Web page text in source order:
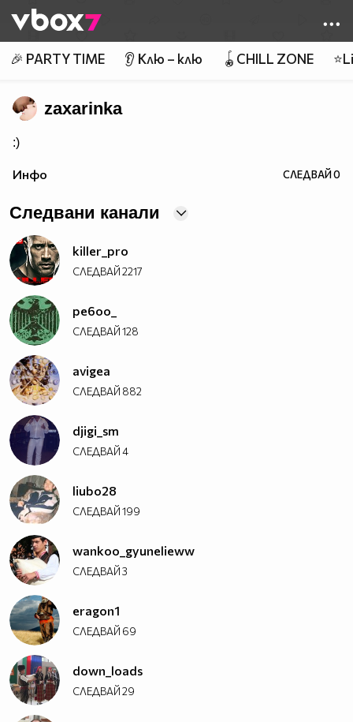
👾
🎉 PARTY TIME 👂 Клю – клю 🪀CHILL ZONE
zaxarinka
:)
Инфо СЛЕДВАЙ0
Следвани канали
killer_pro
СЛЕДВАЙ2217
pe6oo_
СЛЕДВАЙ128
avigea
СЛЕДВАЙ 882
djigi_sm
СЛЕДВАЙ4
liubo28
СЛЕДВАЙ199
wankoo_gyunelieww
СЛЕДВАЙ3
eragon1
СЛЕДВАЙ 69
down_loads
СЛЕДВАЙ29